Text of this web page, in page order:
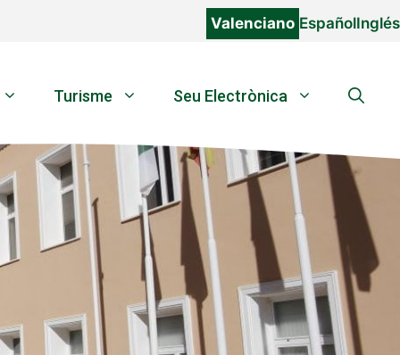
Valenciano EspañolInglés
Turisme Seu Electrònica